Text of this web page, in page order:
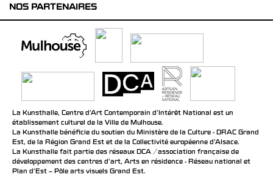
NOS PARTENAIRES
La Kunsthalle, Centre d’Art Contemporain d’Intérêt National est un
établissement culturel de la Ville de Mulhouse.
La Kunsthalle bénéficie du soutien du Ministère de la Culture - DRAC Grand
Est, de la Région Grand Est et de la Collectivité européenne d’Alsace.
La Kunsthalle fait partie des réseaux DCA / association française de
développement des centres d'art, Arts en résidence - Réseau national et
Plan d’Est – Pôle arts visuels Grand Est.